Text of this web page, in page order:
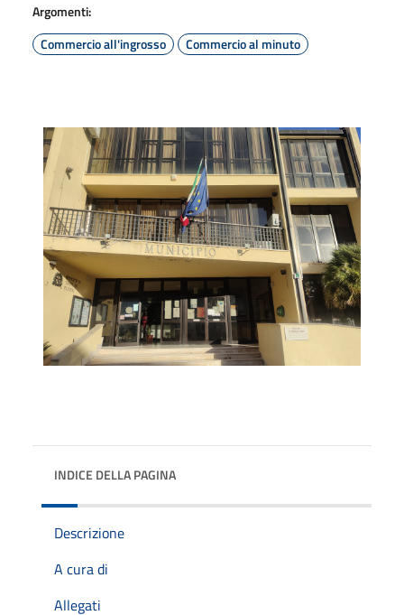
Argomenti:
Commercio all'ingrosso
Commercio al minuto
INDICE DELLA PAGINA
Descrizione
A cura di
Allegati